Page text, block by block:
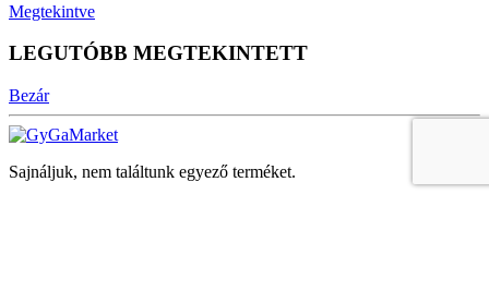
Megtekintve
LEGUTÓBB MEGTEKINTETT
Bezár
Sajnáljuk, nem találtunk egyező terméket.